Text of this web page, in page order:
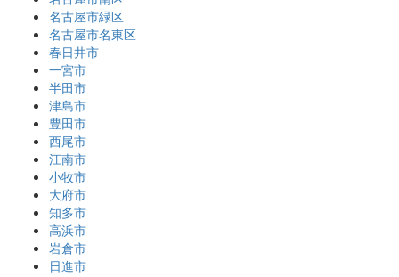
名古屋市緑区
名古屋市名東区
春日井市
一宮市
半田市
津島市
豊田市
西尾市
江南市
小牧市
大府市
知多市
高浜市
岩倉市
日進市